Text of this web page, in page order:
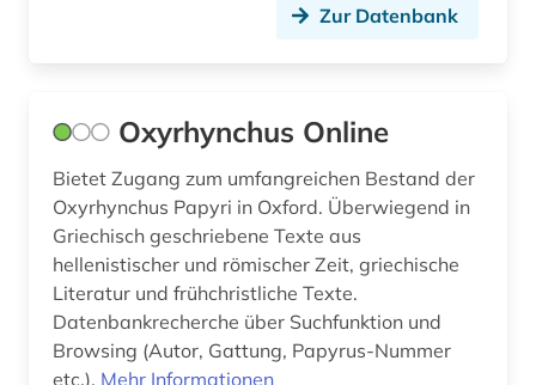
gewerkschaftspolitik (1)
goethe- und schiller-archiv (1)
gregor (1)
griechisch (1)
großbritannien (1)
Zur Datenbank
Oxyrhynchus Online
Bietet Zugang zum umfangreichen Bestand der
Oxyrhynchus Papyri in Oxford. Überwiegend in
Griechisch geschriebene Texte aus
hellenistischer und römischer Zeit, griechische
Literatur und frühchristliche Texte.
Datenbankrecherche über Suchfunktion und
Browsing (Autor, Gattung, Papyrus-Nummer
etc.). Mehr Informationen